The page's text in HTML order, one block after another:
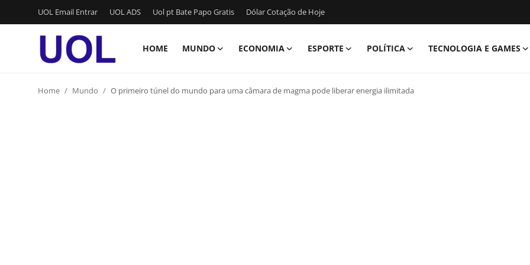
UOL Email Entrar UOL ADS Uol pt Bate Papo Gratis Dólar Cotação de Hoje
HOME MUNDO ECONOMIA ESPORTE POLÍTICA
TECNOLOGIA E GAMES
Login
Home Mundo O primeiro túnel do mundo para uma câmara de magma pode liberar energia ilimitada